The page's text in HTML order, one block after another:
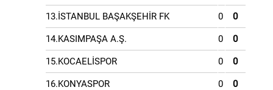
13.İSTANBUL BAŞAKŞEHİR FK 0 0
14.KASIMPAŞA A.Ş. 0 0
15.KOCAELİSPOR 0 0
16.KONYASPOR 0 0